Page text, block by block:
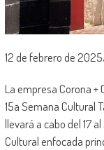
12 de febrero de
La empresa Corona +
15a Semana Cultural
llevará a cabo del 17
Cultural enfocada